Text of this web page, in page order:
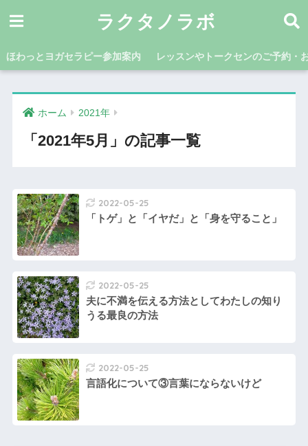
ラクタノラボ
ほわっとヨガセラピー参加案内 レッスンやトークセンのご予約・
ホーム 2021年
「2021年5月」の記事一覧
2022-05-25
「トゲ」と「イヤだ」と「身を守ること」
2022-05-25
夫に不満を伝える方法としてわたしの知り
うる最良の方法
2022-05-25
言語化について③言葉にならないけど